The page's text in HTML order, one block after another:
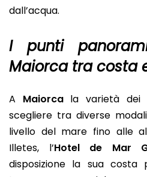
dall’acqua.
I punti
Maiorca tra costa
A Maiorcala varietà dei
scegliere tra diverse
livello del mare fino alle
Illetes, l’Hotel de Mar
disposizione la sua